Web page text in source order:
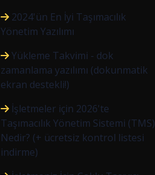
2024'ün En İyi Taşımacılık
Yönetim Yazılımı
Yükleme Takvimi - dok
zamanlama yazılımı (dokunmatik
ekran destekli!)
İşletmeler için 2026'te
Taşımacılık Yönetim Sistemi (TMS)
Nedir? (+ ücretsiz kontrol listesi
indirme)